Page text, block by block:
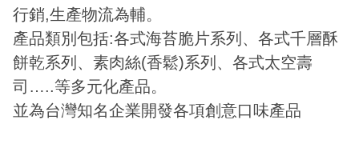
行銷,生產物流為輔。
產品類別包括:各式海苔脆片系列、各式千層酥
餅乾系列、素肉絲(香鬆)系列、各式太空壽
司…..等多元化產品。
並為台灣知名企業開發各項創意口味產品